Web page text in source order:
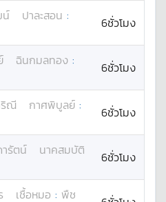
ปาละสอน :
6ชั่วโมง
ฉินกมลทอง :
6ชั่วโมง
ริณี กาศพิบูลย์ :
6ชั่วโมง
รัตน์
นาคสมบัติ
6ชั่วโมง
เชื้อหมอ : พืช